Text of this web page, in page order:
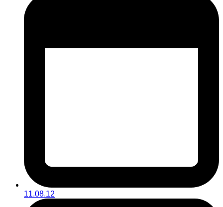
11.08.12